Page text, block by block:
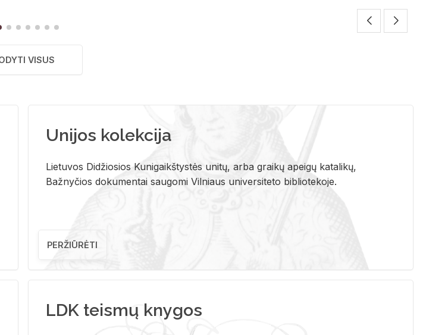
VISUS
Unijos kolekcija
Lietuvos Didžiosios Kunigaikštystės unitų, arba graikų apeigų katalikų,
Bažnyčios dokumentai saugomi Vilniaus universiteto bibliotekoje.
PERŽIŪRĖTI
LDK teismų knygos